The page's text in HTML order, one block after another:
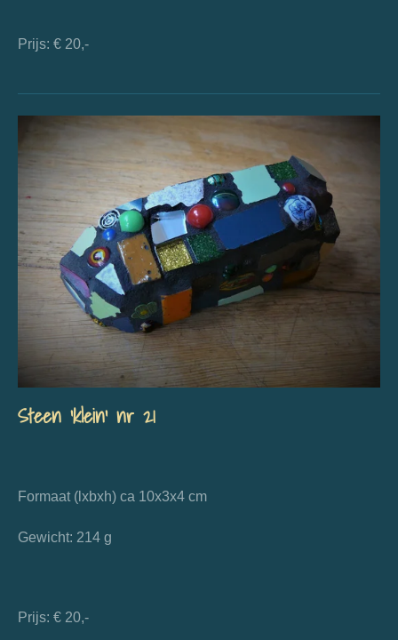
Prijs: € 20,-
Steen 'klein' nr 21
Formaat (lxbxh) ca 10x3x4 cm
Gewicht: 214 g
Prijs: € 20,-